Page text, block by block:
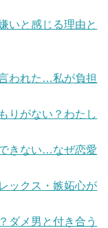
いと感じる理由と
われた…私が負担
りがない？わたし
きない…なぜ恋愛
ックス・嫉妬心が
ダメ男と付き合う